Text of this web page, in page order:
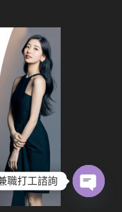
職打工諮詢